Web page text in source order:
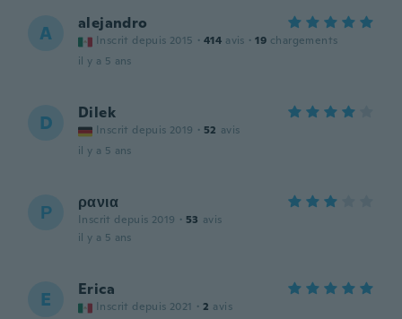
A alejandro
Inscrit depuis 2015 · 414 avis · 19 chargements
il y a 5 ans
D Dilek
Inscrit depuis 2019 · 52 avis
il y a 5 ans
Ρ ρανια
Inscrit depuis 2019 · 53 avis
il y a 5 ans
E Erica
Inscrit depuis 2021 · 2 avis